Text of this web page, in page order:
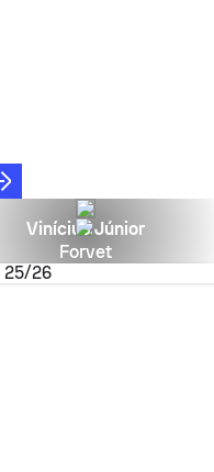
Vinícius Júnior
Forvet
25/26